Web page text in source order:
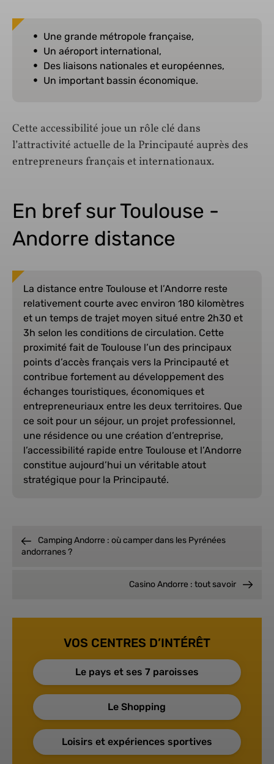
Une grande métropole française,
Un aéroport international,
Des liaisons nationales et européennes,
Un important bassin économique.
Cette accessibilité joue un rôle clé dans
l’attractivité actuelle de la Principauté auprès des
entrepreneurs français et internationaux.
En bref sur Toulouse -
Andorre distance
La distance entre Toulouse et l’Andorre reste
relativement courte avec environ 180 kilomètres
et un temps de trajet moyen situé entre 2h30 et
3h selon les conditions de circulation. Cette
proximité fait de Toulouse l’un des principaux
points d’accès français vers la Principauté et
contribue fortement au développement des
échanges touristiques, économiques et
entrepreneuriaux entre les deux territoires. Que
ce soit pour un séjour, un projet professionnel,
une résidence ou une création d’entreprise,
l’accessibilité rapide entre Toulouse et l’Andorre
constitue aujourd’hui un véritable atout
stratégique pour la Principauté.
VOS CENTRES D’INTÉRÊT
Le pays et ses 7 paroisses
Le Shopping
Loisirs et expériences sportives
Camping Andorre : où camper dans les Pyrénées
andorranes ?
Casino Andorre : tout savoir